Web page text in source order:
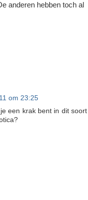
anderen hebben toch al
om 23:25
een krak bent in dit soort